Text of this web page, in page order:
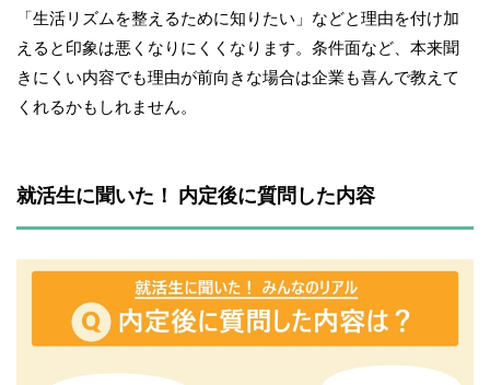
「生活リズムを整えるために知りたい」などと理由を付け加
えると印象は悪くなりにくくなります。条件面など、本来聞
きにくい内容でも理由が前向きな場合は企業も喜んで教えて
くれるかもしれません。
就活生に聞いた！ 内定後に質問した内容